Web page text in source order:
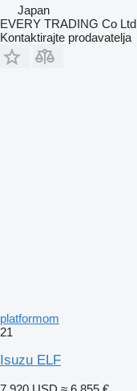
Japan
EVERY TRADING Co Ltd
Kontaktirajte prodavatelja
platformom
21
Isuzu ELF